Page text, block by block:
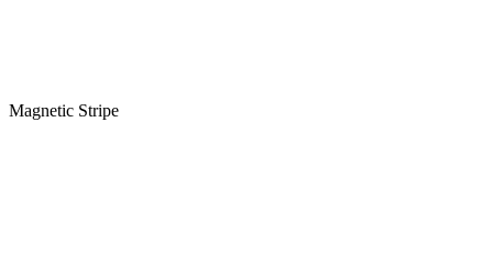
Magnetic Stripe